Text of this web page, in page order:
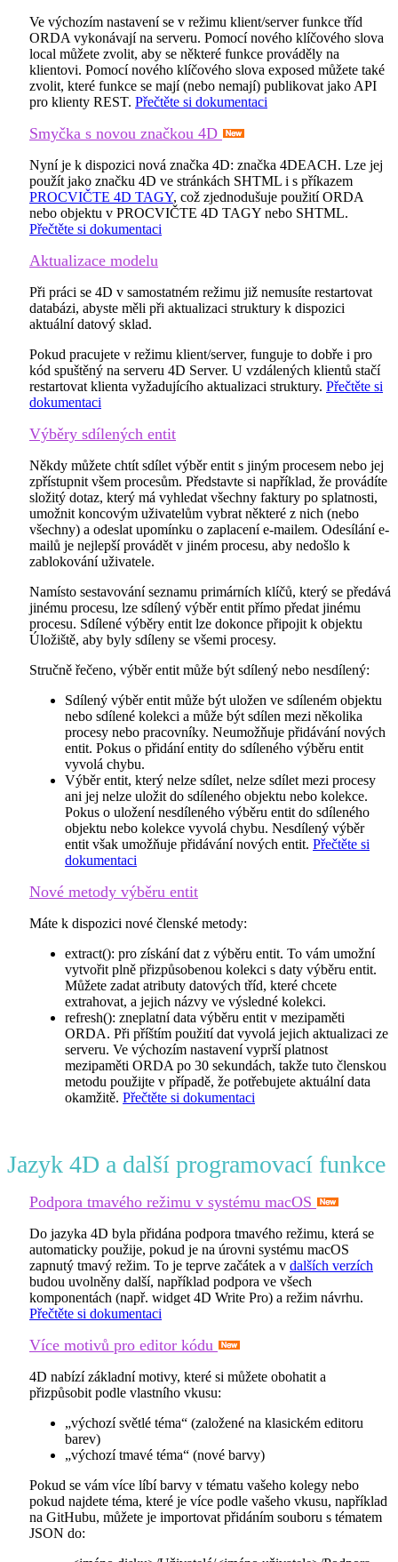
Ve výchozím nastavení se v režimu klient/server funkce tříd
ORDA vykonávají na serveru. Pomocí nového klíčového slova
local můžete zvolit, aby se některé funkce prováděly na
klientovi. Pomocí nového klíčového slova exposed můžete také
zvolit, které funkce se mají (nebo nemají) publikovat jako API
pro klienty REST. Přečtěte si dokumentaci
Smyčka s novou značkou 4D
Nyní je k dispozici nová značka 4D: značka 4DEACH. Lze jej
použít jako značku 4D ve stránkách SHTML i s příkazem
PROCVIČTE 4D TAGY, což zjednodušuje použití ORDA
nebo objektu v PROCVIČTE 4D TAGY nebo SHTML.
Přečtěte si dokumentaci
Aktualizace modelu
Při práci se 4D v samostatném režimu již nemusíte restartovat
databázi, abyste měli při aktualizaci struktury k dispozici
aktuální datový sklad.
Pokud pracujete v režimu klient/server, funguje to dobře i pro
kód spuštěný na serveru 4D Server. U vzdálených klientů stačí
restartovat klienta vyžadujícího aktualizaci struktury. Přečtěte si
dokumentaci
Výběry sdílených entit
Někdy můžete chtít sdílet výběr entit s jiným procesem nebo jej
zpřístupnit všem procesům. Představte si například, že provádíte
složitý dotaz, který má vyhledat všechny faktury po splatnosti,
umožnit koncovým uživatelům vybrat některé z nich (nebo
všechny) a odeslat upomínku o zaplacení e-mailem. Odesílání e-
mailů je nejlepší provádět v jiném procesu, aby nedošlo k
zablokování uživatele.
Namísto sestavování seznamu primárních klíčů, který se předává
jinému procesu, lze sdílený výběr entit přímo předat jinému
procesu. Sdílené výběry entit lze dokonce připojit k objektu
Úložiště, aby byly sdíleny se všemi procesy.
Stručně řečeno, výběr entit může být sdílený nebo nesdílený:
Sdílený výběr entit může být uložen ve sdíleném objektu
nebo sdílené kolekci a může být sdílen mezi několika
procesy nebo pracovníky. Neumožňuje přidávání nových
entit. Pokus o přidání entity do sdíleného výběru entit
vyvolá chybu.
Výběr entit, který nelze sdílet, nelze sdílet mezi procesy
ani jej nelze uložit do sdíleného objektu nebo kolekce.
Pokus o uložení nesdíleného výběru entit do sdíleného
objektu nebo kolekce vyvolá chybu. Nesdílený výběr
entit však umožňuje přidávání nových entit. Přečtěte si
dokumentaci
Nové metody výběru entit
Máte k dispozici nové členské metody:
extract(): pro získání dat z výběru entit. To vám umožní
vytvořit plně přizpůsobenou kolekci s daty výběru entit.
Můžete zadat atributy datových tříd, které chcete
extrahovat, a jejich názvy ve výsledné kolekci.
refresh(): zneplatní data výběru entit v mezipaměti
ORDA. Při příštím použití dat vyvolá jejich aktualizaci ze
serveru. Ve výchozím nastavení vyprší platnost
mezipaměti ORDA po 30 sekundách, takže tuto členskou
metodu použijte v případě, že potřebujete aktuální data
okamžitě. Přečtěte si dokumentaci
Jazyk 4D a další programovací funkce
Podpora tmavého režimu v systému macOS
Do jazyka 4D byla přidána podpora tmavého režimu, která se
automaticky použije, pokud je na úrovni systému macOS
zapnutý tmavý režim. To je teprve začátek a v dalších verzích
budou uvolněny další, například podpora ve všech
komponentách (např. widget 4D Write Pro) a režim návrhu.
Přečtěte si dokumentaci
Více motivů pro editor kódu
4D nabízí základní motivy, které si můžete obohatit a
přizpůsobit podle vlastního vkusu:
„výchozí světlé téma“ (založené na klasickém editoru
barev)
„výchozí tmavé téma“ (nové barvy)
Pokud se vám více líbí barvy v tématu vašeho kolegy nebo
pokud najdete téma, které je více podle vašeho vkusu, například
na GitHubu, můžete je importovat přidáním souboru s tématem
JSON do: